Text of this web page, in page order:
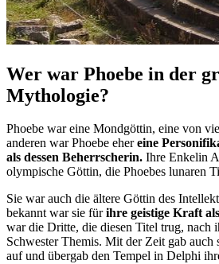
Wer war Phoebe in der
Mythologie?
Phoebe war eine Mondgöttin, eine von
anderen war Phoebe ehereine
als dessen Beherrscherin. Ihre Enkelin
olympische Göttin, die Phoebes lunaren
Sie war auch die ältere Göttin des
bekannt war sie fürihre geistige Kraft
war die Dritte, die diesen Titel trug, nach
Schwester Themis. Mit der Zeit gab auch
auf und übergab den Tempel in Delphi